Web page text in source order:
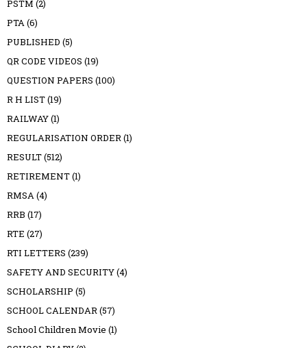
PSTM (2)
PTA(6)
PUBLISHED (5)
QR CODE VIDEOS (19)
QUESTION PAPERS (100)
R H LIST(19)
RAILWAY(1)
REGULARISATION ORDER(1)
RESULT(512)
RETIREMENT(1)
RMSA(4)
RRB (17)
RTE (27)
RTI LETTERS (239)
SAFETY AND SECURITY(4)
SCHOLARSHIP (5)
SCHOOL CALENDAR(57)
School Children Movie (1)